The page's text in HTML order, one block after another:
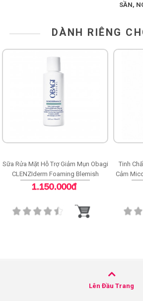
SẦN,
DÀNH RIÊNG
Sữa Rửa Mặt Hỗ Trợ Giảm Mụn Obagi
CLENZIderm Foaming Blemish
Cleanser
1.150.000đ
Tinh
Cảm
Lên Đầu Trang